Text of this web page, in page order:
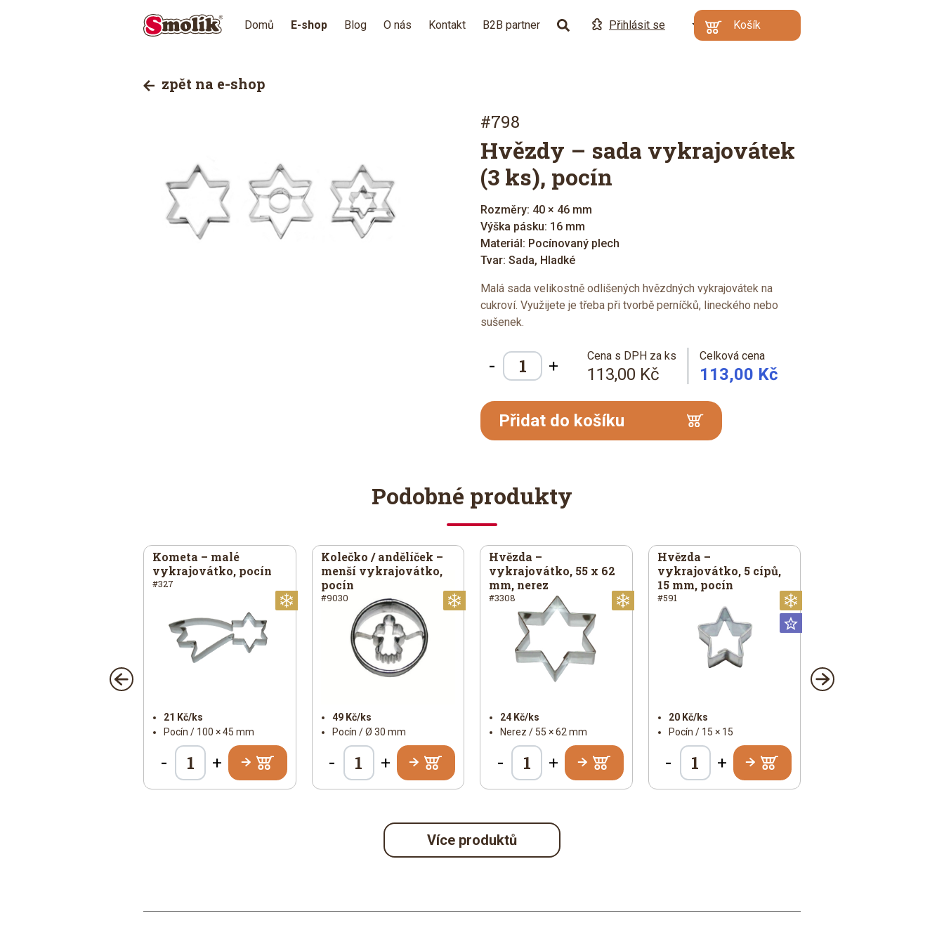
Domů E-shop Blog O nás Kontakt B2B partner Přihlásit se
CZ
Kč
Košík
zpět na e-shop
#798
Hvězdy – sada vykrajovátek
(3 ks), pocín
Rozměry: 40 × 46 mm
Výška pásku: 16 mm
Materiál: Pocínovaný plech
Tvar: Sada, Hladké
Malá sada velikostně odlišených hvězdných vykrajovátek na
cukroví. Využijete je třeba při tvorbě perníčků, lineckého nebo
sušenek.
- +
Cena s DPH za ks
113,00 Kč
Celková cena
113,00 Kč
Přidat do košíku
Podobné produkty
Vánoční
Kometa – malé
vykrajovátko, pocín
#327
21 Kč/ks
Pocín / 100 × 45 mm
- +
Vánoční
Kolečko / andělíček –
menší vykrajovátko,
pocín
#9030
49 Kč/ks
Pocín / Ø 30 mm
- +
Vánoční
Hvězda –
vykrajovátko, 55 x 62
mm, nerez
#3308
24 Kč/ks
Nerez / 55 × 62 mm
- +
Hvězda –
vykrajovátko, 5 cípů,
15 mm, pocín
#591
20 Kč/ks
Pocín / 15 × 15
- +
Více produktů